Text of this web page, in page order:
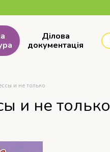
Ділова
документація
и не только
и не только